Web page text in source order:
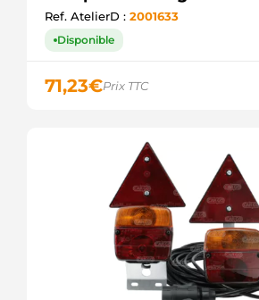
Ref. AtelierD : 2001633
Disponible
71,23€Prix TTC